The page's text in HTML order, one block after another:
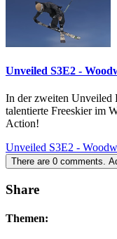
Unveiled S3E2 -
In der zweiten Unveiled
talentierte Freeskier im
Action!
Unveiled S3E2 -
There are 0 comments.
Share
Themen: